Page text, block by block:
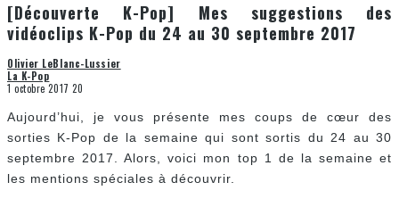
[Découverte K-Pop] Mes suggestions des
vidéoclips K-Pop du 24 au 30 septembre 2017
Olivier LeBlanc-Lussier
La K-Pop
1 octobre 2017 20
Aujourd’hui, je vous présente mes coups de cœur des
sorties K-Pop de la semaine qui sont sortis du 24 au 30
septembre 2017. Alors, voici mon top 1 de la semaine et
les mentions spéciales à découvrir.